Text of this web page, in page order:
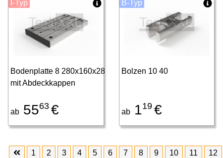
Bodenplatte 8 280x160x28
mit Abdeckkappen
ab 5563 €
I-Typ
Bolzen 10 40
ab119 €
B-Typ
1 2 3 4 5 6 7 8 9 10 11 12